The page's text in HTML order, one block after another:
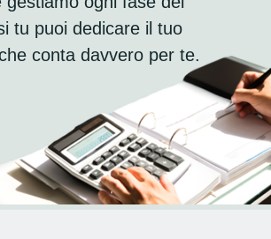
tu puoi dedicare il tuo
conta davvero per te.